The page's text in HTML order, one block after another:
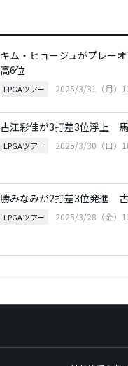
キム・ヒョージュがプレー
高6位
LPGAツアー 2025/3/31（月）
古江彩佳が3打差3位浮上
LPGAツアー 2025/3/30（日）
勝みなみが2打差3位発進
LPGAツアー 2025/3/28（金）